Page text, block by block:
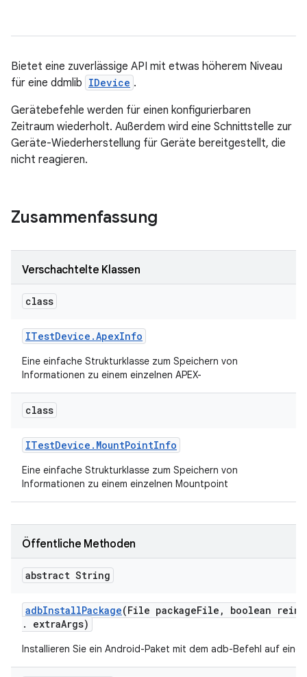
Bietet eine zuverlässige API mit etwas höherem Niveau
für eine ddmlib IDevice .
Gerätebefehle werden für einen konfigurierbaren
Zeitraum wiederholt. Außerdem wird eine Schnittstelle zur
Geräte-Wiederherstellung für Geräte bereitgestellt, die
nicht reagieren.
Zusammenfassung
Verschachtelte Klassen
class
ITestDevice .ApexInfo
Eine einfache Strukturklasse zum Speichern von
Informationen zu einem einzelnen APEX-
class
ITestDevice . MountPointInfo
Eine einfache Strukturklasse zum Speichern von
Informationen zu einem einzelnen Mountpoint
Öffentliche Methoden
abstract String
adbInstallPackage(File packageFile ,
boolean
.
extraArgs)
Installieren Sie ein Android-Paket mit dem adb-Befehl auf